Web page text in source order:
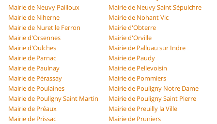
Mairie de Neuvy Pailloux
Mairie de Neuvy Saint Sépulchre
Mairie de Niherne
Mairie de Nohant Vic
Mairie de Nuret le Ferron
Mairie d'Obterre
Mairie d'Orsennes
Mairie d'Orville
Mairie d'Oulches
Mairie de Palluau sur Indre
Mairie de Parnac
Mairie de Paudy
Mairie de Paulnay
Mairie de Pellevoisin
Mairie de Pérassay
Mairie de Pommiers
Mairie de Poulaines
Mairie de Pouligny Notre Dame
Mairie de Pouligny Saint Martin
Mairie de Pouligny Saint Pierre
Mairie de Préaux
Mairie de Preuilly la Ville
Mairie de Prissac
Mairie de Pruniers